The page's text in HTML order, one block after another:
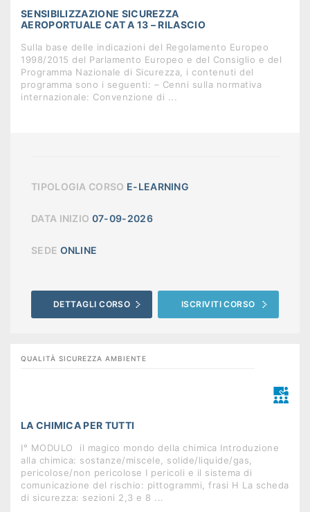
SENSIBILIZZAZIONE SICUREZZA
AEROPORTUALE CAT A 13 – RILASCIO
Sulla base delle indicazioni del Regolamento Europeo
1998/2015 del Parlamento Europeo e del Consiglio e del
Programma Nazionale di Sicurezza, i contenuti del
programma sono i seguenti: – Cenni sulla normativa
internazionale: Convenzione di ...
TIPOLOGIA CORSO E-LEARNING
DATA INIZIO 07-09-2026
SEDE ONLINE
DETTAGLI CORSO ISCRIVITI CORSO
QUALITÀ SICUREZZA AMBIENTE
LA CHIMICA PER TUTTI
I° MODULO  il magico mondo della chimica Introduzione
alla chimica: sostanze/miscele, solide/liquide/gas,
pericolose/non pericolose I pericoli e il sistema di
comunicazione del rischio: pittogrammi, frasi H La scheda
di sicurezza: sezioni 2,3 e 8 ...